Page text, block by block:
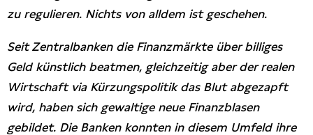
zu regulieren. Nichts von alldem ist geschehen.
Seit Zentralbanken die Finanzmärkte über billiges
Geld künstlich beatmen, gleichzeitig aber der realen
Wirtschaft via Kürzungspolitik das Blut abgezapft
wird, haben sich gewaltige neue Finanzblasen
gebildet. Die Banken konnten in diesem Umfeld ihre